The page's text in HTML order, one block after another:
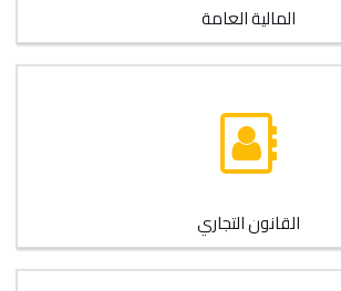
المالية العامة
القانون التجاري